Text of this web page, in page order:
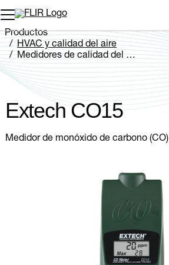
Productos
HVAC y calidad del aire
Medidores de calidad del aire
Extech CO15
Extech CO15
Medidor de monóxido de carbono (CO)